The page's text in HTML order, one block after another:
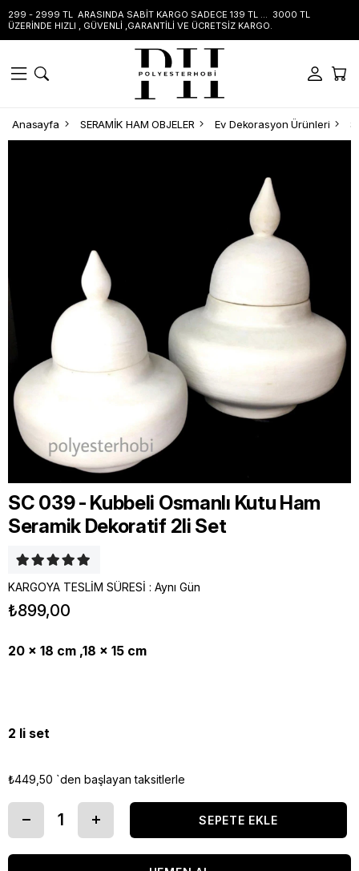
299 - 2999 TL ARASINDA SABİT KARGO SADECE 139 TL ... 3000 TL
ÜZERİNDE HIZLI , GÜVENLİ ,GARANTİLİ VE ÜCRETSİZ KARGO.
Anasayfa SERAMİK HAM OBJELER Ev Dekorasyon Ürünleri
SC 039 - Kubbeli Osmanlı Kutu Ham
Seramik Dekoratif 2li Set
KARGOYA TESLİM SÜRESİ : Aynı Gün
₺899,00
20 x 18 cm ,18 x 15 cm
2 li set
₺449,50 `den başlayan taksitlerle